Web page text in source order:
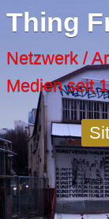
Thing
Netzwerk /
Medien seit
Home »Tags
Cool
Activity